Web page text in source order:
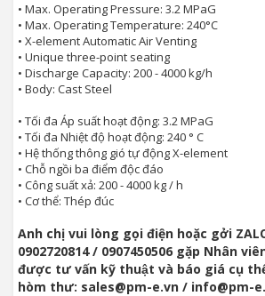
• Max. Operating Pressure: 3.2 MPaG
• Max. Operating Temperature: 240°C
• X-element Automatic Air Venting
• Unique three-point seating
• Discharge Capacity: 200 - 4000 kg/h
• Body: Cast Steel
• Tối đa Áp suất hoạt động: 3.2 MPaG
• Tối đa Nhiệt độ hoạt động: 240 ° C
• Hệ thống thông gió tự động X-element
• Chỗ ngồi ba điểm độc đáo
• Công suất xả: 200 - 4000 kg / h
• Cơ thể: Thép đúc
Anh chị vui lòng gọi điện hoặc gởi
0902720814 / 0907450506 gặp Nhân
được tư vấn kỹ thuật và báo giá cụ
hòm thư: sales@pm-e.vn / info@pm-